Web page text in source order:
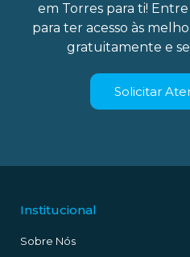
em Torres para ti!
para ter acesso às
gratuitamente e
Solicitar
Institucional
Sobre Nós